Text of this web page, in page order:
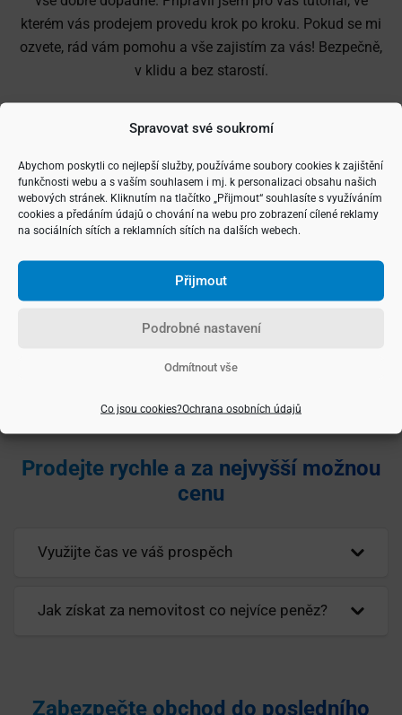
Spravovat své soukromí
Abychom poskytli co nejlepší služby, používáme soubory cookies k zajištění
funkčnosti webu a s vaším souhlasem i mj. k personalizaci obsahu našich
webových stránek. Kliknutím na tlačítko „Přijmout“ souhlasíte s využíváním
cookies a předáním údajů o chování na webu pro zobrazení cílené reklamy
na sociálních sítích a reklamních sítích na dalších webech.
Přijmout
Odmítnout vše
Podrobné nastavení
Co jsou cookies?Ochrana osobních údajů
kterém vás prodejem provedu krok po kroku. Pokud se mi
ozvete, rád vám pomohu a vše zajistím za vás! Bezpečně,
v klidu a bez starostí.
k prodeji
Stanovení správné prodejní ceny je alfou a
Vaše nemovitosti musí být vidět
Prodejte rychle a za nejvyšší možnou
cenu
Využijte čas ve váš prospěch
Jak získat za nemovitost co nejvíce peněz?
Zabezpečte obchod do posledního